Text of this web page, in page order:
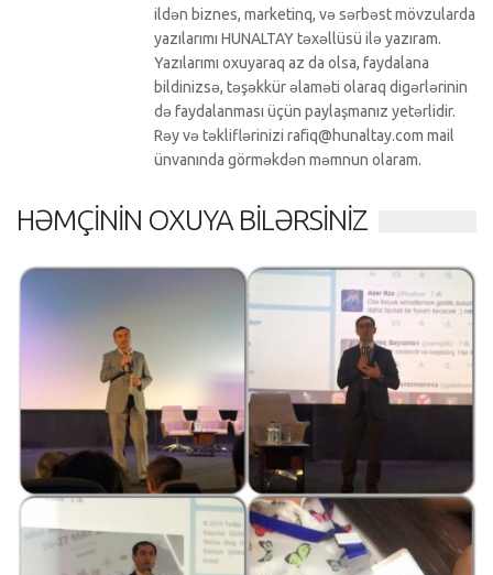
ildən biznes, marketinq, və sərbəst mövzularda
yazılarımı HUNALTAY təxəllüsü ilə yazıram.
Yazılarımı oxuyaraq az da olsa, faydalana
bildinizsə, təşəkkür əlaməti olaraq digərlərinin
də faydalanması üçün paylaşmanız yetərlidir.
Rəy və təkliflərinizi rafiq@hunaltay.com mail
ünvanında görməkdən məmnun olaram.
HƏMÇININ OXUYA BILƏRSINIZ